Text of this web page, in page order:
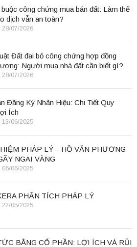
buộc công chứng mua bán đất: Làm thế
dịch vẫn an toàn?
07/2026
Đất đai bỏ công chứng hợp đồng
Người mua nhà đất cần biết gì?
07/2026
Đăng Ký Nhãn Hiệu: Chi Tiết Quy
Ích
06/2025
PHÁP LÝ – HỒ VĂN PHƯƠNG
NGAI VÀNG
06/2025
PHÂN TÍCH PHÁP LÝ
05/2025
BẰNG CỔ PHẦN: LỢI ÍCH VÀ RỦI